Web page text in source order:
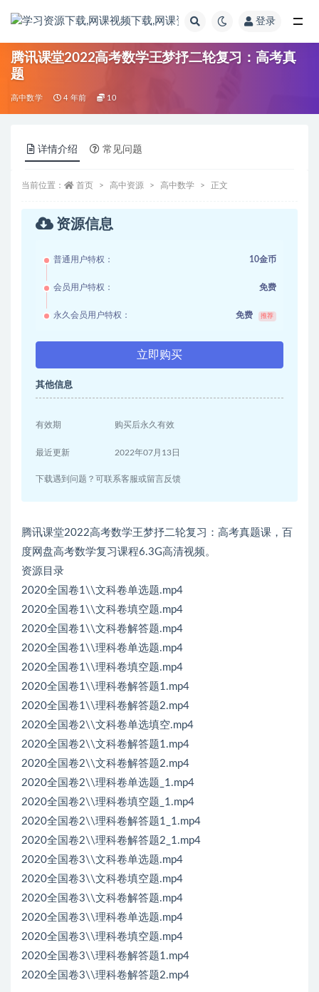
登录
腾讯课堂2022高考数学王梦抒二轮复习：高考真
题
高中数学 4 年前 10
详情介绍 常见问题
当前位置： 首页 高中资源 高中数学 正文
资源信息
普通用户特权： 10金币
会员用户特权： 免费
永久会员用户特权： 免费 推荐
立即购买
其他信息
有效期 购买后永久有效
最近更新 2022年07月13日
下载遇到问题？可联系客服或留言反馈
腾讯课堂2022高考数学王梦抒二轮复习：高考真题课，百
度网盘高考数学复习课程6.3G高清视频。
资源目录
2020全国卷1\\文科卷单选题.mp4
2020全国卷1\\文科卷填空题.mp4
2020全国卷1\\文科卷解答题.mp4
2020全国卷1\\理科卷单选题.mp4
2020全国卷1\\理科卷填空题.mp4
2020全国卷1\\理科卷解答题1.mp4
2020全国卷1\\理科卷解答题2.mp4
2020全国卷2\\文科卷单选填空.mp4
2020全国卷2\\文科卷解答题1.mp4
2020全国卷2\\文科卷解答题2.mp4
2020全国卷2\\理科卷单选题_1.mp4
2020全国卷2\\理科卷填空题_1.mp4
2020全国卷2\\理科卷解答题1_1.mp4
2020全国卷2\\理科卷解答题2_1.mp4
2020全国卷3\\文科卷单选题.mp4
2020全国卷3\\文科卷填空题.mp4
2020全国卷3\\文科卷解答题.mp4
2020全国卷3\\理科卷单选题.mp4
2020全国卷3\\理科卷填空题.mp4
2020全国卷3\\理科卷解答题1.mp4
2020全国卷3\\理科卷解答题2.mp4